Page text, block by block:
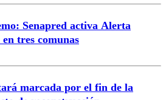
Senapred activa Alerta
tres comunas
marcada por el fin de la